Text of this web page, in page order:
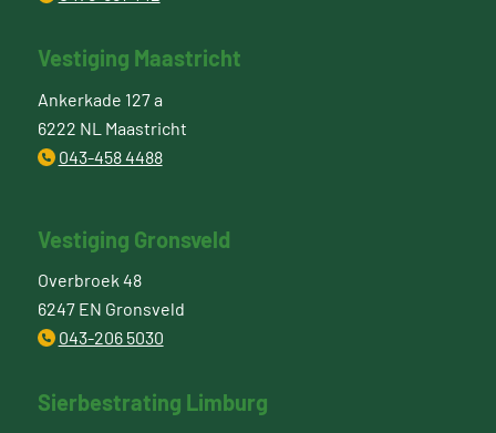
Vestiging Maastricht
Ankerkade 127 a
6222 NL Maastricht
043-458 4488
Vestiging Gronsveld
Overbroek 48
6247 EN Gronsveld
043-206 5030
Sierbestrating Limburg